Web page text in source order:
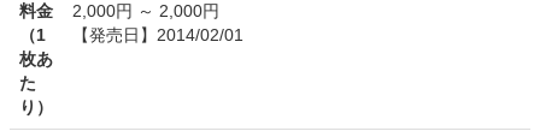
料金
（1
枚あ
た
り）
2,000円 ～ 2,000円
【発売日】2014/02/01